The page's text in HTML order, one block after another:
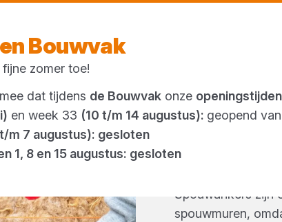
Spouwankers zijn
spouwmuren,
Bouwvak
zomer toe!
dat tijdens de Bouwvak onze
en week 33 (10 t/m 14 augustus): geopend van
m 7 augustus): gesloten
1, 8 en 15 augustus: gesloten